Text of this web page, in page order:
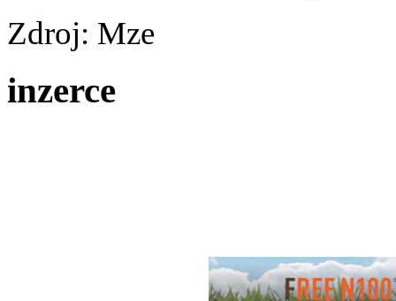
Zdroj: Mze
inzerce